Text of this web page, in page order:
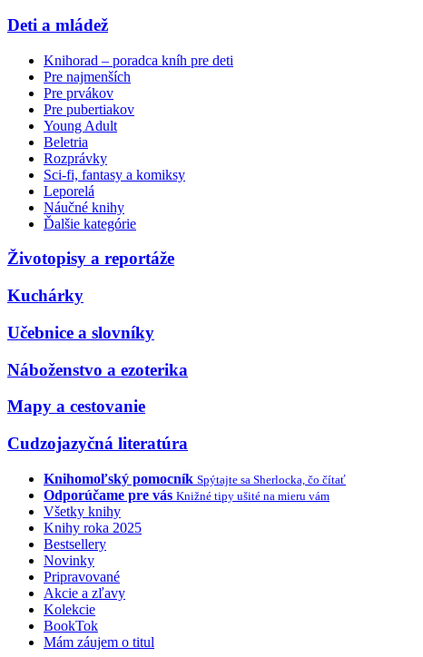
Deti a mládež
Knihorad – poradca kníh pre deti
Pre najmenších
Pre prvákov
Pre pubertiakov
Young Adult
Beletria
Rozprávky
Sci-fi, fantasy a komiksy
Leporelá
Náučné knihy
Ďalšie kategórie
Životopisy a reportáže
Kuchárky
Učebnice a slovníky
Náboženstvo a ezoterika
Mapy a cestovanie
Cudzojazyčná literatúra
Knihomoľský pomocník Spýtajte sa Sherlocka, čo čítať
Odporúčame pre vás Knižné tipy ušité na mieru vám
Všetky knihy
Knihy roka 2025
Bestsellery
Novinky
Pripravované
Akcie a zľavy
Kolekcie
BookTok
Mám záujem o titul